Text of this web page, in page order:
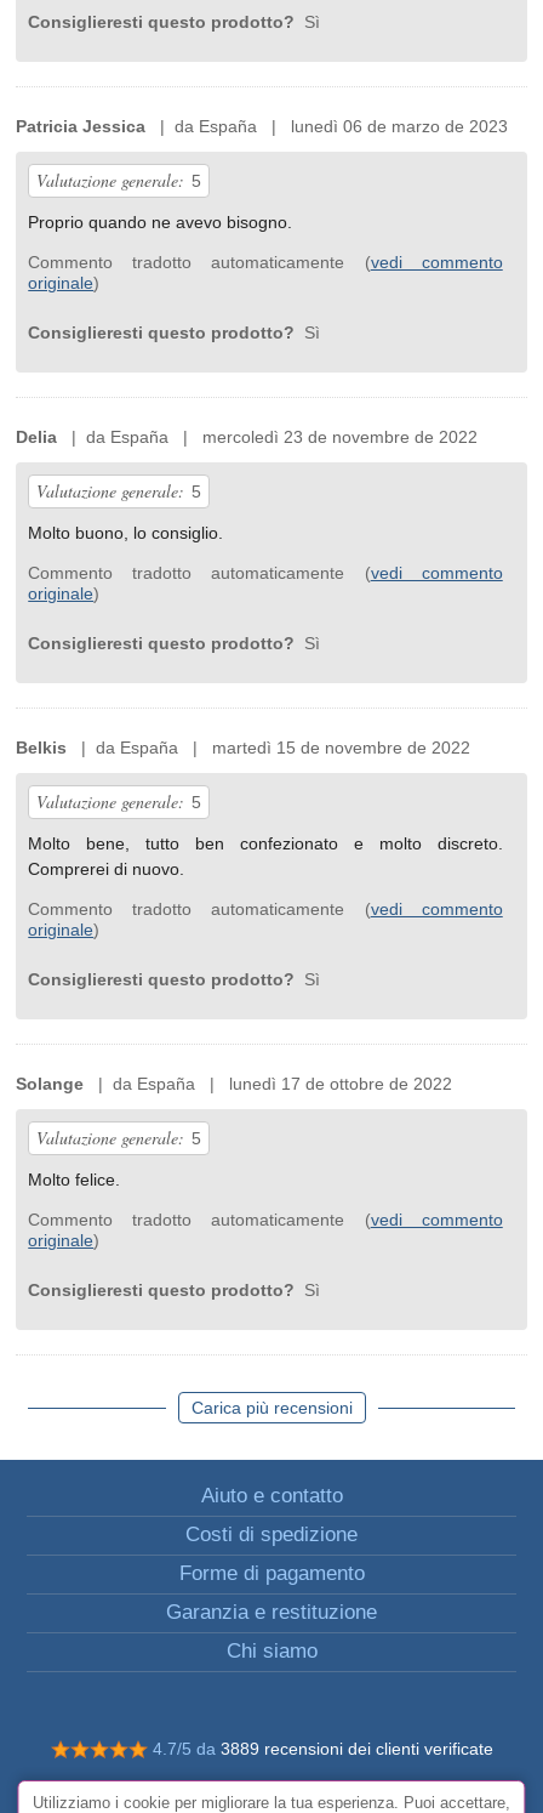
Consiglieresti questo prodotto? Sì
Patricia Jessica | da España | lunedì 06 de marzo de 2023
Valutazione generale: 5
Proprio quando ne avevo bisogno.
Commento tradotto automaticamente (vedi commento
originale)
Consiglieresti questo prodotto? Sì
Delia | da España | mercoledì 23 de novembre de 2022
Valutazione generale: 5
Molto buono, lo consiglio.
Commento tradotto automaticamente (vedi commento
originale)
Consiglieresti questo prodotto? Sì
Belkis | da España | martedì 15 de novembre de 2022
Valutazione generale: 5
Molto bene, tutto ben confezionato e molto discreto.
Comprerei di nuovo.
Commento tradotto automaticamente (vedi commento
originale)
Consiglieresti questo prodotto? Sì
Solange | da España | lunedì 17 de ottobre de 2022
Valutazione generale: 5
Molto felice.
Commento tradotto automaticamente (vedi commento
originale)
Consiglieresti questo prodotto? Sì
Carica più recensioni
Aiuto e contatto
Costi di spedizione
Forme di pagamento
Garanzia e restituzione
Chi siamo
4.7/5 da 3889 recensioni dei clienti verificate
© Tutti i diritti riservati FunToCome
Utilizziamo i cookie per migliorare la tua esperienza. Puoi accettare,